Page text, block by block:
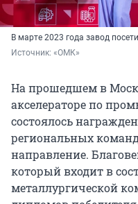
В марте 2023 года завод
Источник: «ОМК»
На прошедшем в
акселераторе по
состоялось
региональных
направление.
который входит в
металлургической